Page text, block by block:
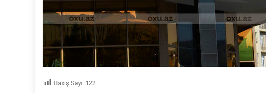
Baxış Sayı: 122